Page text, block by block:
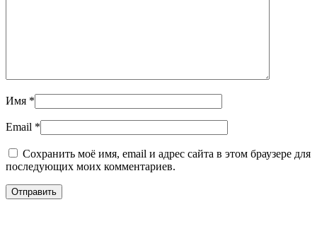
Имя *
Email *
Сохранить моё имя, email и адрес сайта в этом браузере для
последующих моих комментариев.